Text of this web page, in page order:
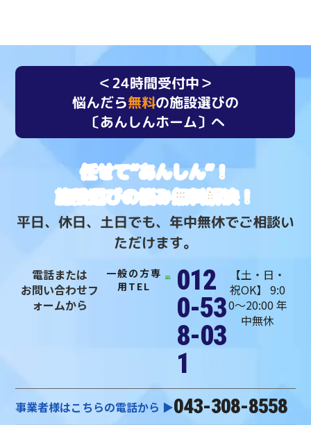
＜24時間受付中＞
悩んだら無料の施設選びの
〔あんしんホーム〕へ
任せて“あんしん”！
施設選びの悩み無料解決！
平日、休日、土日でも、年中無休でご相談い
ただけます。
電話または
お問い合わせフ
ォームから
一般の方専
用TEL
012
0-53
8-03
1
【土・日・
祝OK】 9:0
0〜20:00 年
中無休
事業者様はこちらの電話から ▶︎043-308-8558